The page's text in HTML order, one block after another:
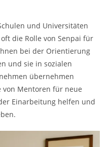
und Universitäten
die Rolle von Senpai für
bei der Orientierung
und sie in sozialen
übernehmen
Mentoren für neue
Einarbeitung helfen und